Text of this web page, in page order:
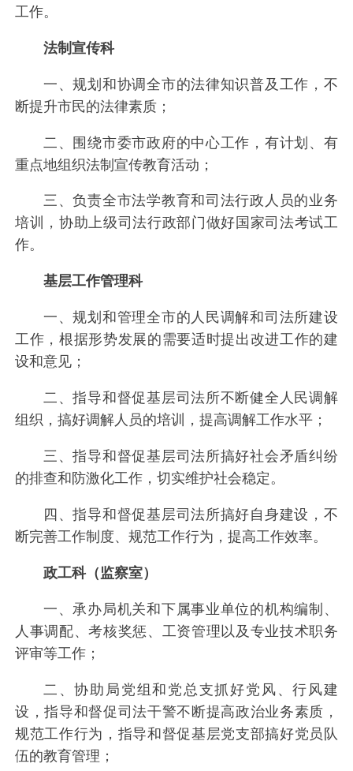
工作。
法制宣传科
一、规划和协调全市的法律知识普及工作，不
断提升市民的法律素质；
二、围绕市委市政府的中心工作，有计划、有
重点地组织法制宣传教育活动；
三、负责全市法学教育和司法行政人员的业务
培训，协助上级司法行政部门做好国家司法考试工
作。
基层工作管理科
一、规划和管理全市的人民调解和司法所建设
工作，根据形势发展的需要适时提出改进工作的建
设和意见；
二、指导和督促基层司法所不断健全人民调解
组织，搞好调解人员的培训，提高调解工作水平；
三、指导和督促基层司法所搞好社会矛盾纠纷
的排查和防激化工作，切实维护社会稳定。
四、指导和督促基层司法所搞好自身建设，不
断完善工作制度、规范工作行为，提高工作效率。
政工科（监察室）
一、承办局机关和下属事业单位的机构编制、
人事调配、考核奖惩、工资管理以及专业技术职务
评审等工作；
二、协助局党组和党总支抓好党风、行风建
设，指导和督促司法干警不断提高政治业务素质，
规范工作行为，指导和督促基层党支部搞好党员队
伍的教育管理；